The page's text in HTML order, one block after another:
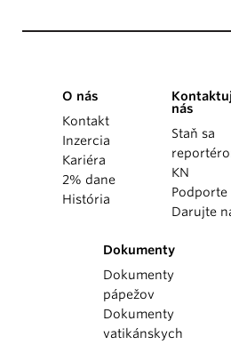
O nás
Kontakt
Inzercia
Kariéra
2% dane
História
nás
Staň sa
KN
Podporte
Darujte
Dokumenty
Dokumenty
pápežov
Dokumenty
vatikánskych